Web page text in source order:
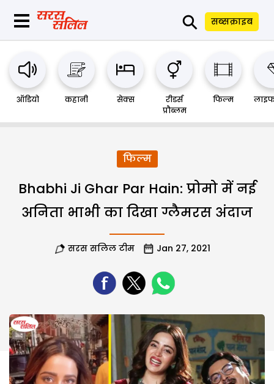
⚲ सब्सक्राइब
ऑडियो कहानी सेक्स
रीडर्स
प्रौब्लम
फिल्म
फिल्म
Bhabhi Ji Ghar Par Hain: प्रोमो में नई
अनिता भाभी का दिखा ग्लैमरस अंदाज
सरस सलिल टीम Jan 27, 2021